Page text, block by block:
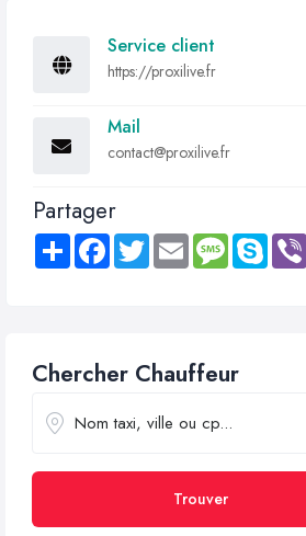
Service client
https://proxilive.fr
Mail
contact@proxilive.fr
Partager
Share FacebookTwitter Email MessageSkype
Chercher Chauffeur
Trouver